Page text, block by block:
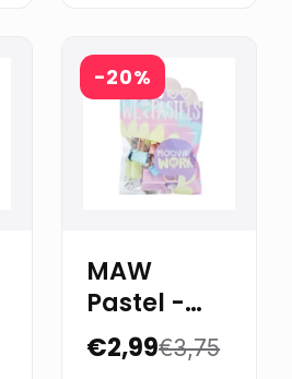
-20%
MAW
Pastel -
Clips para
carpeta
€2,99€3,75